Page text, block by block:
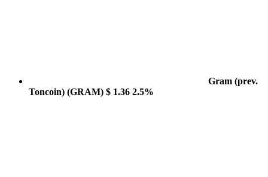
Gram (prev.
Toncoin) (GRAM) $ 1.36 2.5%